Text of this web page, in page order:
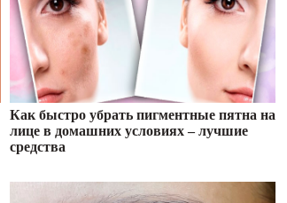
Как быстро убрать пигментные пятна на
лице в домашних условиях – лучшие
средства